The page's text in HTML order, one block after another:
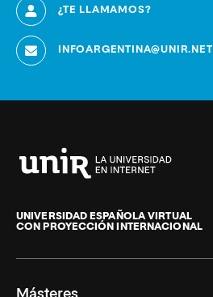
¿TE LLAMAMOS?
INFOARGENTINA@UNIR.NET
de
La
UNIVERSIDAD ESPAÑOLA VIRTUAL
CON PROYECCIÓN INTERNACIONAL